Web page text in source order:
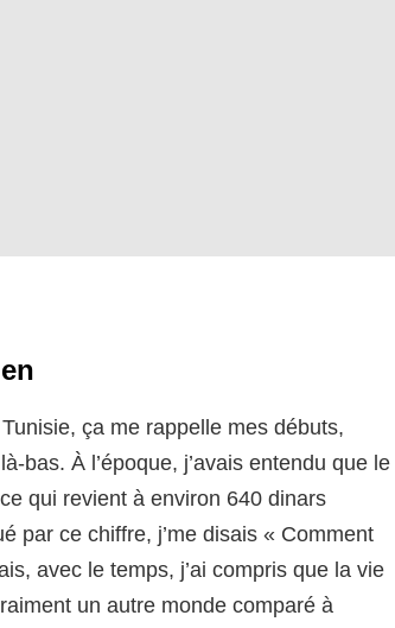
ça me rappelle mes débuts,
bas. À l’époque, j’avais entendu que le
qui revient à environ 640 dinars
par ce chiffre, j’me disais « Comment
avec le temps, j’ai compris que la vie
un autre monde comparé à